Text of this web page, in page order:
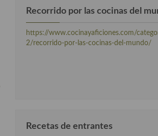
Recorrido por las cocinas del
https://www.cocinayaficiones.com/
2/recorrido-por-las-cocinas-del-mundo/
Recetas de entrantes